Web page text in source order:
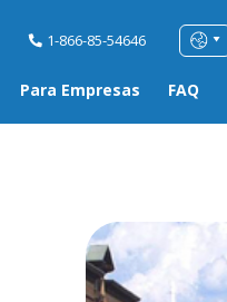
1-866-85-54646
Para Empresas FAQ